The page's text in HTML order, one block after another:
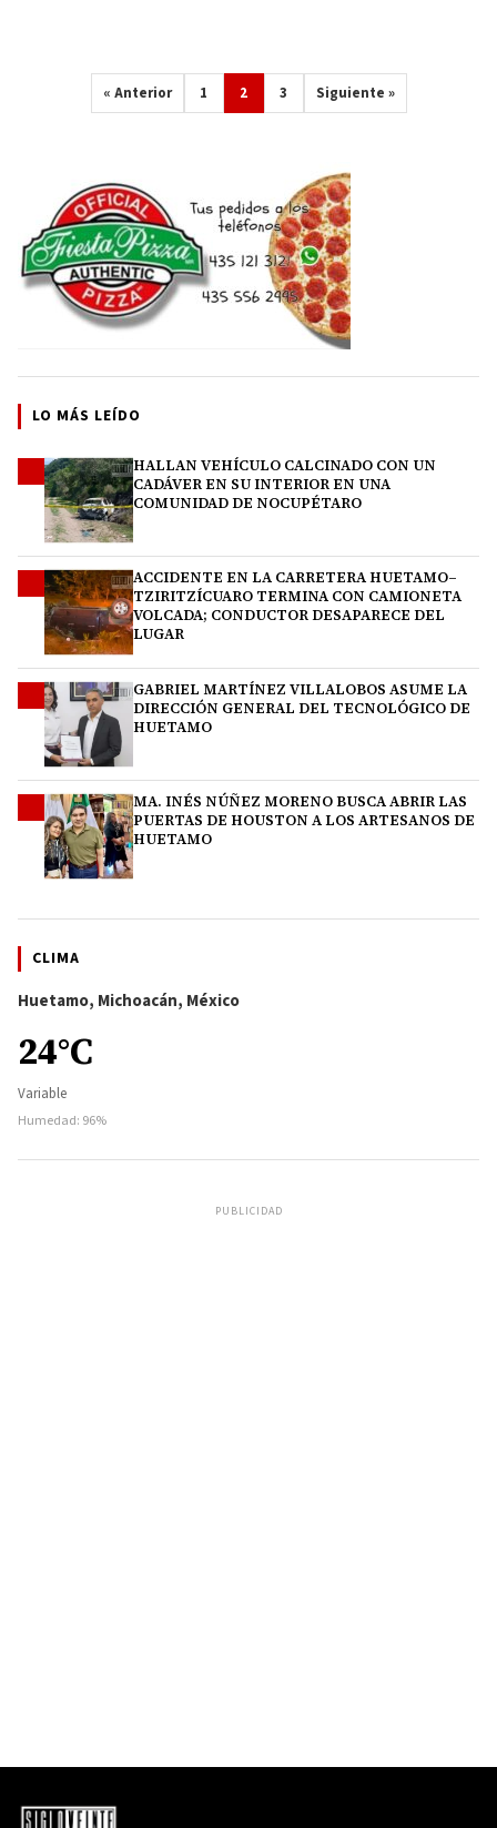
« Anterior 1 2 3 Siguiente »
LO MÁS LEÍDO
HALLAN VEHÍCULO CALCINADO CON UN
CADÁVER EN SU INTERIOR EN UNA
COMUNIDAD DE NOCUPÉTARO
ACCIDENTE EN LA CARRETERA HUETAMO–
TZIRITZÍCUARO TERMINA CON CAMIONETA
VOLCADA; CONDUCTOR DESAPARECE DEL
LUGAR
GABRIEL MARTÍNEZ VILLALOBOS ASUME LA
DIRECCIÓN GENERAL DEL TECNOLÓGICO DE
HUETAMO
MA. INÉS NÚÑEZ MORENO BUSCA ABRIR LAS
PUERTAS DE HOUSTON A LOS ARTESANOS DE
HUETAMO
CLIMA
Huetamo, Michoacán, México
24°C
Variable
Humedad: 96%
PUBLICIDAD